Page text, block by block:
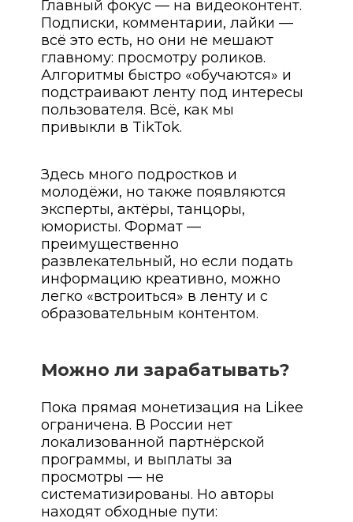
Главный фокус — на видеоконтент.
Подписки, комментарии, лайки —
всё это есть, но они не мешают
главному: просмотру роликов.
Алгоритмы быстро «обучаются» и
подстраивают ленту под интересы
пользователя. Всё, как мы
привыкли в TikTok.
Здесь много подростков и
молодёжи, но также появляются
эксперты, актёры, танцоры,
юмористы. Формат —
преимущественно
развлекательный, но если подать
информацию креативно, можно
легко «встроиться» в ленту и с
образовательным контентом.
Можно ли зарабатывать?
Пока прямая монетизация на Likee
ограничена. В России нет
локализованной партнёрской
программы, и выплаты за
просмотры — не
систематизированы. Но авторы
находят обходные пути: